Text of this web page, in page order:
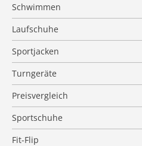
Schwimmen
Laufschuhe
Sportjacken
Turngeräte
Preisvergleich
Sportschuhe
Fit-Flip